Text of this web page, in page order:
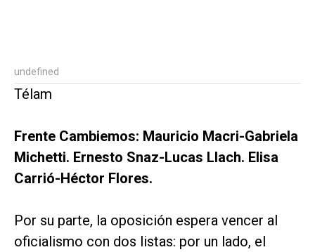
undefined
Télam
Frente Cambiemos: Mauricio Macri-Gabriela
Michetti. Ernesto Snaz-Lucas Llach. Elisa
Carrió-Héctor Flores.
Por su parte, la oposición espera vencer al
oficialismo con dos listas: por un lado, el